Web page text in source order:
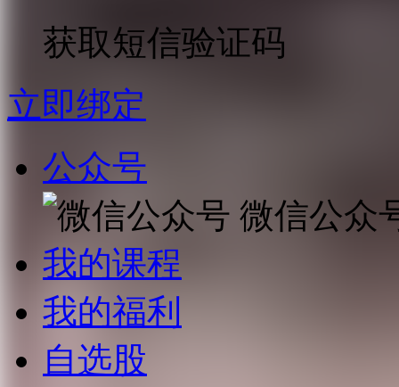
获取短信验证码
立即绑定
公众号
微信公众
我的课程
我的福利
自选股